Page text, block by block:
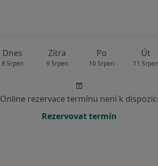
Dnes
8 Srpen
Zítra
9 Srpen
Po
10 Srpen
Út
11 Srpen
Online rezervace termínu není k dispozici
Rezervovat termín